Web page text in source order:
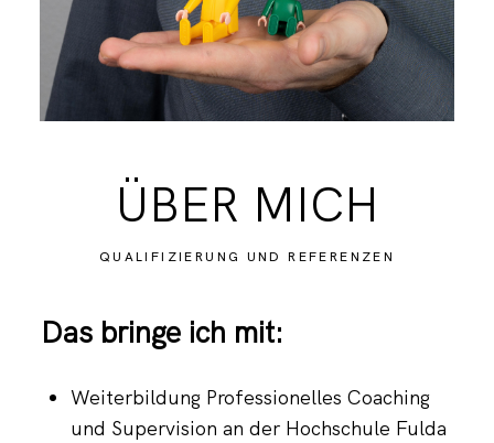
ÜBER MICH
QUALIFIZIERUNG UND REFERENZEN
Das bringe ich mit:
Weiterbildung Professionelles Coaching
und Supervision an der Hochschule Fulda